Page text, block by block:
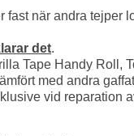
när andra tejper
det.
Tape Handy Roll,
med andra
vid reparation